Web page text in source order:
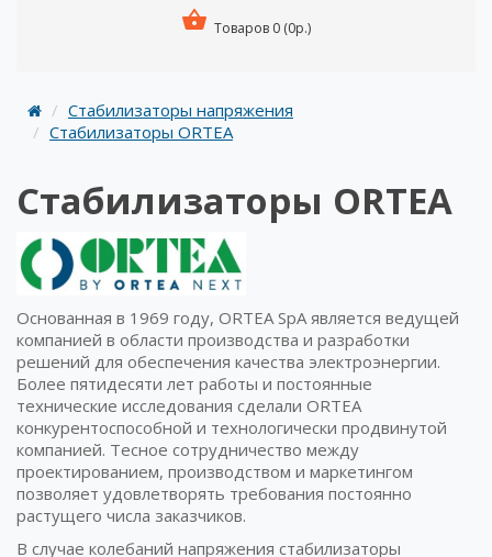
Товаров 0 (0р.)
Стабилизаторы напряжения
Стабилизаторы ORTEA
Стабилизаторы ORTEA
Основанная в 1969 году, ORTEA SpA является ведущей
компанией в области производства и разработки
решений для обеспечения качества электроэнергии.
Более пятидесяти лет работы и постоянные
технические исследования сделали ORTEA
конкурентоспособной и технологически продвинутой
компанией. Тесное сотрудничество между
проектированием, производством и маркетингом
позволяет удовлетворять требования постоянно
растущего числа заказчиков.
В случае колебаний напряжения стабилизаторы